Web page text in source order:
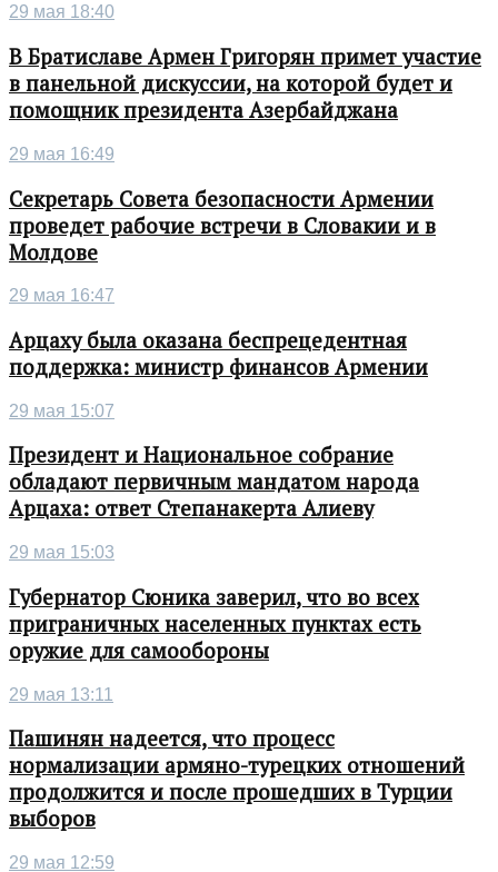
29 мая 18:40
В Братиславе Армен Григорян примет участие
в панельной дискуссии, на которой будет и
помощник президента Азербайджана
29 мая 16:49
Секретарь Совета безопасности Армении
проведет рабочие встречи в Словакии и в
Молдове
29 мая 16:47
Арцаху была оказана беспрецедентная
поддержка: министр финансов Армении
29 мая 15:07
Президент и Национальное собрание
обладают первичным мандатом народа
Арцаха: ответ Степанакерта Алиеву
29 мая 15:03
Губернатор Сюника заверил, что во всех
приграничных населенных пунктах есть
оружие для самообороны
29 мая 13:11
Пашинян надеется, что процесс
нормализации армяно-турецких отношений
продолжится и после прошедших в Турции
выборов
29 мая 12:59